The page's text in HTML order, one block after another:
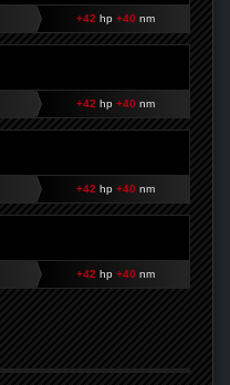
+42 hp +40 nm
+42 hp +40 nm
+42 hp +40 nm
+42 hp +40 nm